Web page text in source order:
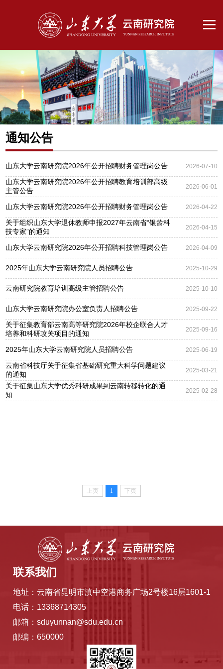
通知公告
山东大学云南研究院2026年公开招聘财务管理岗公告 2026-07-10
山东大学云南研究院2026年公开招聘教育培训部高级
主管公告
2026-06-01
山东大学云南研究院2026年公开招聘财务管理岗公告 2026-04-22
关于组织山东大学退休教师申报2027年云南省“银龄科
技专家”的通知
2026-04-15
山东大学云南研究院2026年公开招聘科技管理岗公告 2026-04-09
2025年山东大学云南研究院人员招聘公告 2025-10-29
​云南研究院教育培训高级主管招聘公告 2025-10-10
山东大学云南研究院办公室负责人招聘公告 2025-09-22
关于征集教育部云南高等研究院2026年校企联合人才
培养和科研攻关项目的通知
2025-09-16
2025年山东大学云南研究院人员招聘公告 2025-06-19
云南省科技厅关于征集省基础研究重大科学问题建议
的通知
2025-03-21
关于征集山东大学优秀科研成果到云南转移转化的通
知
2025-02-28
上页 1 下页
联系我们
地址：云南省昆明市滇中空港商务广场2号楼16层1601-1
电话：13368714305
邮箱：sduyunnan@sdu.edu.cn
邮编：650000